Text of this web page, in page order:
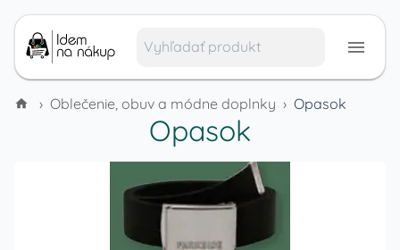
› Oblečenie, obuv a módne doplnky › Opasok
Opasok